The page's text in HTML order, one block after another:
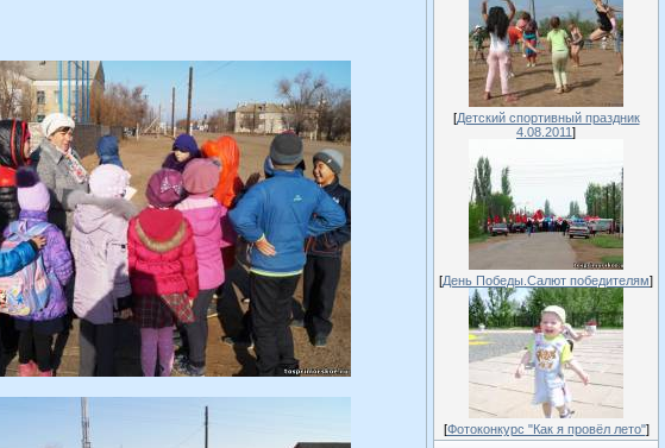
[Детский спортивный праздник
4.08.2011]
[День Победы.Салют победителям]
[Фотоконкурс "Как я провёл лето"]